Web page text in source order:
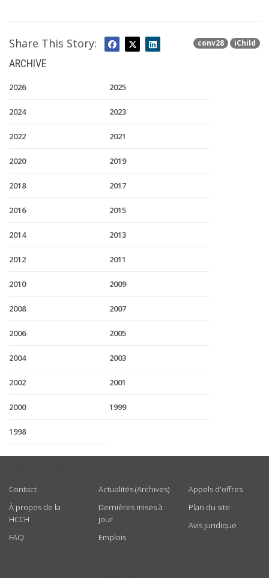
conv28 iChild
Share This Story:
ARCHIVE
2026 2025
2024 2023
2022 2021
2020 2019
2018 2017
2016 2015
2014 2013
2012 2011
2010 2009
2008 2007
2006 2005
2004 2003
2002 2001
2000 1999
1998
Contact
À propos de la
HCCH
FAQ
Actualités (Archives)
Dernières mises à
jour
Emplois
Appels d'offres
Plan du site
Avis juridique